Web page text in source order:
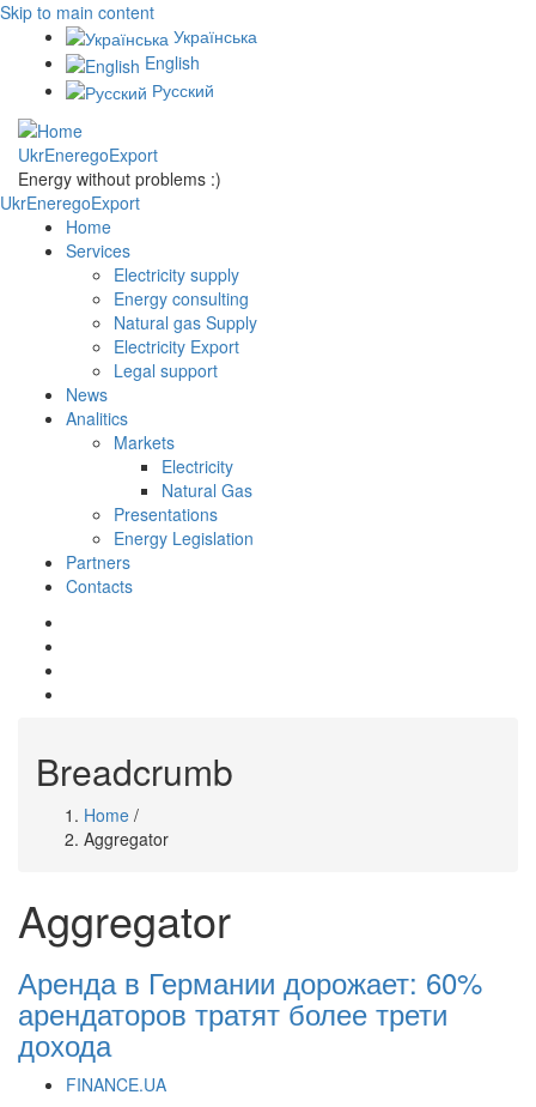
Skip to main content
Українська
English
Русский
UkrEneregoExport
Energy without problems :)
UkrEneregoExport
Home
Services
Electricity supply
Energy consulting
Natural gas Supply
Electricity Export
Legal support
News
Analitics
Markets
Electricity
Natural Gas
Presentations
Energy Legislation
Partners
Contacts
Breadcrumb
Home /
Aggregator
Aggregator
Аренда в Германии дорожает: 60%
арендаторов тратят более трети
дохода
FINANCE.UA